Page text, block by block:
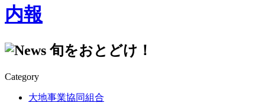
内報
旬をおとどけ！
Category
大地事業協同組合